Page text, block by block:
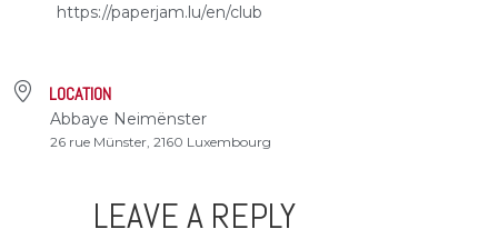
https://paperjam.lu/en/club
LOCATION
Abbaye Neimënster
26 rue Münster, 2160 Luxembourg
LEAVE A REPLY